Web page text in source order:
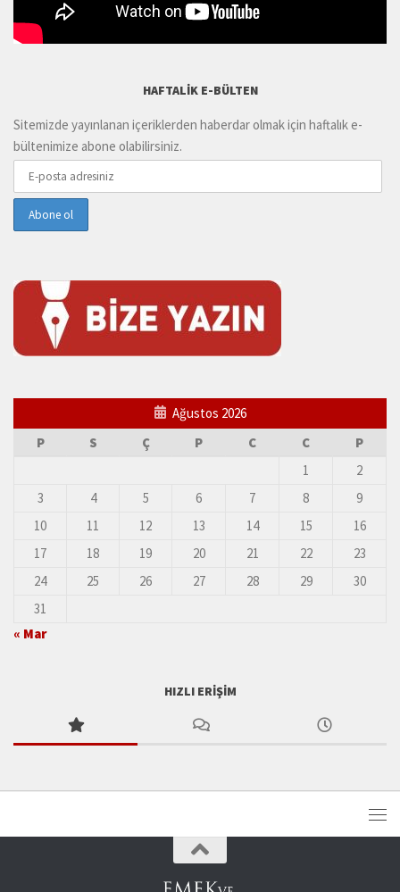
HAFTALIK E-BÜLTEN
Sitemizde yayınlanan içeriklerden haberdar olmak için haftalık e-
bültenimize abone olabilirsiniz.
Ağustos 2026
P
S Ç P C C
P
1
2
3
4 5 6 7 8
9
10
11 12 13 14 15
16
17
18 19 20 21 22
23
24
25 26 27 28 29
30
31
« Mar
HIZLI ERIŞIM